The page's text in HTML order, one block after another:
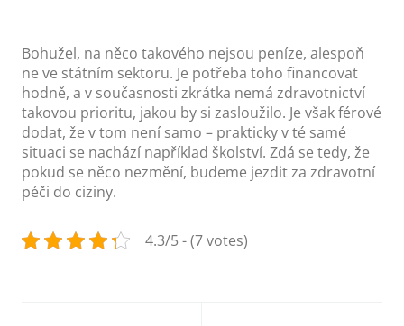
Bohužel, na něco takového nejsou peníze, alespoň
ne ve státním sektoru. Je potřeba toho financovat
hodně, a v současnosti zkrátka nemá zdravotnictví
takovou prioritu, jakou by si zasloužilo. Je však férové
dodat, že v tom není samo – prakticky v té samé
situaci se nachází například školství. Zdá se tedy, že
pokud se něco nezmění, budeme jezdit za zdravotní
péči do ciziny.
4.3/5 - (7 votes)